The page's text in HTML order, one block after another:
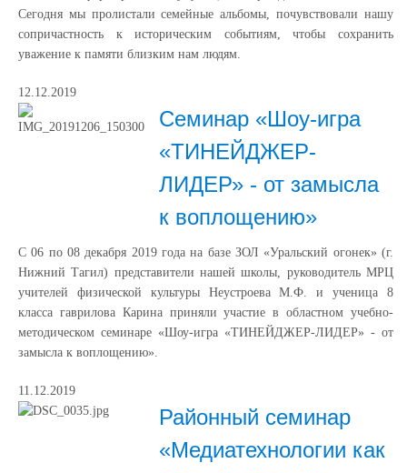
Сегодня мы пролистали семейные альбомы, почувствовали нашу
сопричастность к историческим событиям, чтобы сохранить
уважение к памяти близким нам людям.
12.12.2019
Семинар «Шоу-игра
«ТИНЕЙДЖЕР-
ЛИДЕР» - от замысла
к воплощению»
С 06 по 08 декабря 2019 года на базе ЗОЛ «Уральский огонек» (г.
Нижний Тагил) представители нашей школы, руководитель МРЦ
учителей физической культуры Неустроева М.Ф. и ученица 8
класса гаврилова Карина приняли участие в областном учебно-
методическом семинаре «Шоу-игра «ТИНЕЙДЖЕР-ЛИДЕР» - от
замысла к воплощению».
11.12.2019
Районный семинар
«Медиатехнологии как